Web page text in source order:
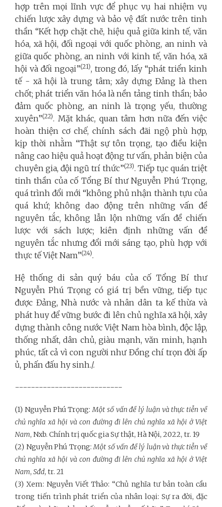
hợp trên mọi lĩnh vực để phục vụ hai nhiệm vụ
chiến lược xây dựng và bảo vệ đất nước trên tinh
thần “Kết hợp chặt chẽ, hiệu quả giữa kinh tế, văn
hóa, xã hội, đối ngoại với quốc phòng, an ninh và
giữa quốc phòng, an ninh với kinh tế, văn hóa, xã
hội và đối ngoại”(21), trong đó, lấy “phát triển kinh
tế - xã hội là trung tâm; xây dựng Đảng là then
chốt; phát triển văn hóa là nền tảng tinh thần; bảo
đảm quốc phòng, an ninh là trọng yếu, thường
xuyên”(22). Mặt khác, quan tâm hơn nữa đến việc
hoàn thiện cơ chế, chính sách đãi ngộ phù hợp,
kịp thời nhằm “Thật sự tôn trọng, tạo điều kiện
nâng cao hiệu quả hoạt động tư vấn, phản biện của
chuyên gia, đội ngũ trí thức”(23). Tiếp tục quán triệt
tinh thần của cố Tổng Bí thư Nguyễn Phú Trọng,
quá trình đổi mới “không phủ nhận thành tựu của
quá khứ; không dao động trên những vấn đề
nguyên tắc, không lẫn lộn những vấn đề chiến
lược với sách lược; kiên định những vấn đề
nguyên tắc nhưng đổi mới sáng tạo, phù hợp với
thực tế Việt Nam”(24).
Hệ thống di sản quý báu của cố Tổng Bí thư
Nguyễn Phú Trọng có giá trị bền vững, tiếp tục
được Đảng, Nhà nước và nhân dân ta kế thừa và
phát huy để vững bước đi lên chủ nghĩa xã hội, xây
dựng thành công nước Việt Nam hòa bình, độc lập,
thống nhất, dân chủ, giàu mạnh, văn minh, hạnh
phúc, tất cả vì con người như Đồng chí trọn đời ấp
ủ, phấn đấu hy sinh./.
---------------------------
(1) Nguyễn Phú Trọng:Một số vấn đề lý luận và thực tiễn về
chủ nghĩa xã hội và con đường đi lên chủ nghĩa xã hội ở Việt
Nam, Nxb. Chính trị quốc gia Sự thật, Hà Nội, 2022, tr. 19
(2) Nguyễn Phú Trọng:Một số vấn đề lý luận và thực tiễn về
chủ nghĩa xã hội và con đường đi lên chủ nghĩa xã hội ở Việt
Nam, Sđd, tr. 21
(3) Xem: Nguyễn Viết Thảo: “Chủ nghĩa tư bản toàn cầu
trong tiến trình phát triển của nhân loại: Sự ra đời, đặc